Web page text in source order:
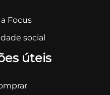
Focus
social
úteis